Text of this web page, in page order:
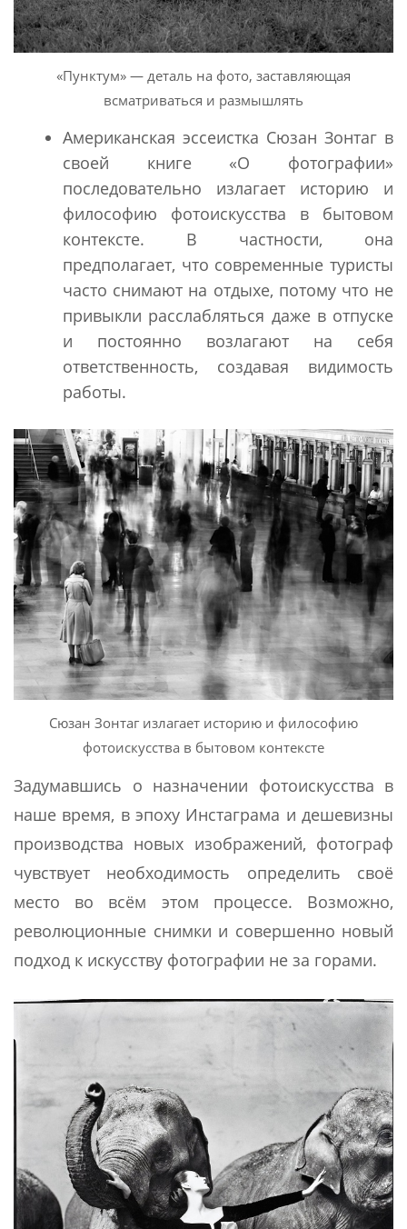
«Пунктум» — деталь на фото, заставляющая
всматриваться и размышлять
Американская эссеистка Сюзан Зонтаг в
своей книге «О фотографии»
последовательно излагает историю и
философию фотоискусства в бытовом
контексте. В частности, она
предполагает, что современные туристы
часто снимают на отдыхе, потому что не
привыкли расслабляться даже в отпуске
и постоянно возлагают на себя
ответственность, создавая видимость
работы.
Сюзан Зонтаг излагает историю и философию
фотоискусства в бытовом контексте
Задумавшись о назначении фотоискусства в
наше время, в эпоху Инстаграма и дешевизны
производства новых изображений, фотограф
чувствует необходимость определить своё
место во всём этом процессе. Возможно,
революционные снимки и совершенно новый
подход к искусству фотографии не за горами.